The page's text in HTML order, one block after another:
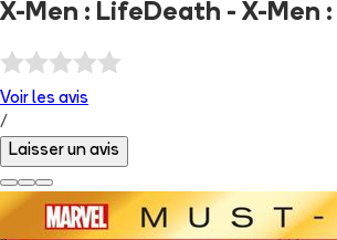
X-Men : LifeDeath - X-Men
Voir les avis
/
Laisser un avis